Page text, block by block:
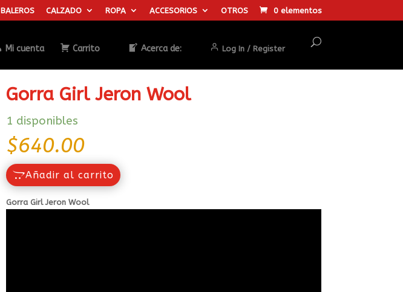
BALEROS CALZADO ROPA ACCESORIOS OTROS 0 elementos
Mi cuenta Carrito Acerca de: Log In / Register
Búsqueda
Gorra Girl Jeron Wool
1 disponibles
$640.00
Añadir al carrito
Gorra Girl Jeron Wool